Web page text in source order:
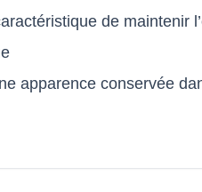
de maintenir
apparence conservée